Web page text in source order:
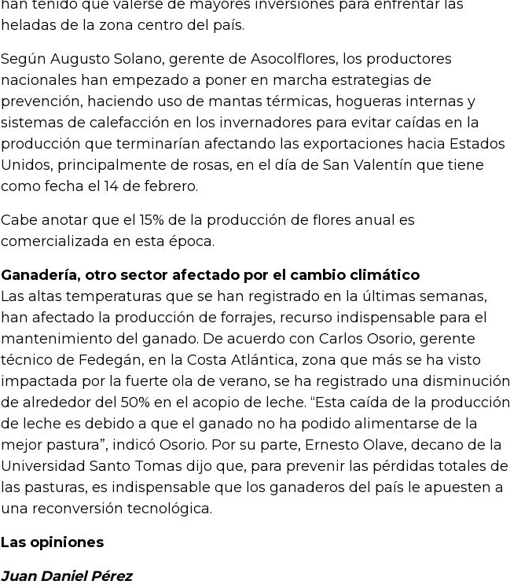
han tenido que valerse de mayores inversiones para enfrentar las
heladas de la zona centro del país.
Según Augusto Solano, gerente de Asocolflores, los productores
nacionales han empezado a poner en marcha estrategias de
prevención, haciendo uso de mantas térmicas, hogueras internas y
sistemas de calefacción en los invernadores para evitar caídas en la
producción que terminarían afectando las exportaciones hacia Estados
Unidos, principalmente de rosas, en el día de San Valentín que tiene
como fecha el 14 de febrero.
Cabe anotar que el 15% de la producción de flores anual es
comercializada en esta época.
Ganadería, otro sector afectado por el cambio climático
Las altas temperaturas que se han registrado en la últimas semanas,
han afectado la producción de forrajes, recurso indispensable para el
mantenimiento del ganado. De acuerdo con Carlos Osorio, gerente
técnico de Fedegán, en la Costa Atlántica, zona que más se ha visto
impactada por la fuerte ola de verano, se ha registrado una disminución
de alrededor del 50% en el acopio de leche. “Esta caída de la producción
de leche es debido a que el ganado no ha podido alimentarse de la
mejor pastura”, indicó Osorio. Por su parte, Ernesto Olave, decano de la
Universidad Santo Tomas dijo que, para prevenir las pérdidas totales de
las pasturas, es indispensable que los ganaderos del país le apuesten a
una reconversión tecnológica.
Las opiniones
Juan Daniel Pérez